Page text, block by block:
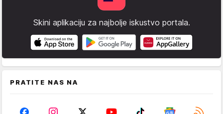
Skini aplikaciju za najbolje iskustvo portala.
PRATITE NAS NA